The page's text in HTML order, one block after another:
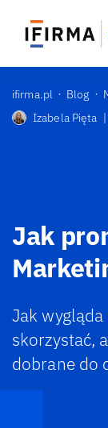
ifirma.pl Blog
Izabela Pięta |
Jak
Jak
skorzystać,
dobrane do